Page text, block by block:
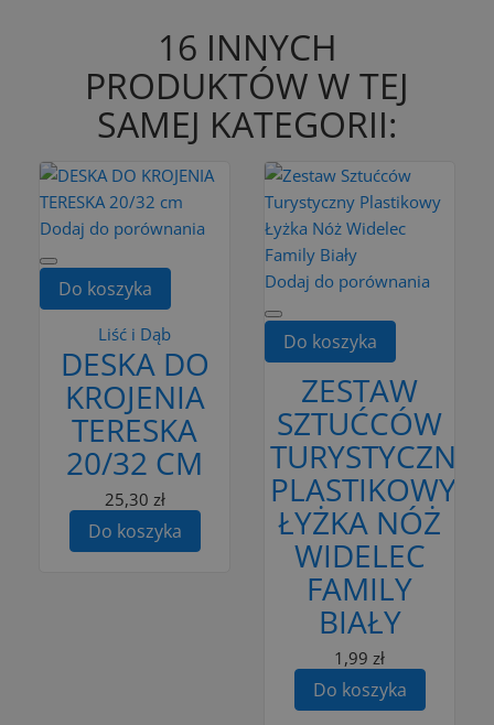
16 INNYCH
PRODUKTÓW W TEJ
SAMEJ KATEGORII:
Dodaj do porównania
Do koszyka
Liść i Dąb
DESKA DO
KROJENIA
TERESKA
20/32 CM
25,30 zł
Do koszyka
Dodaj do porównania
Do koszyka
ZESTAW
SZTUĆCÓW
TURYSTYCZNY
PLASTIKOWY
ŁYŻKA NÓŻ
WIDELEC
FAMILY
BIAŁY
1,99 zł
Do koszyka